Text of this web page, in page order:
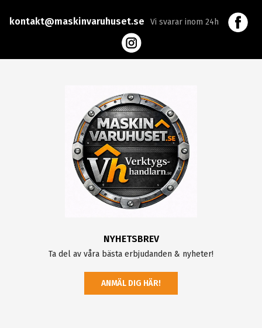
kontakt@maskinvaruhuset.se Vi svarar inom 24h
NYHETSBREV
Ta del av våra bästa erbjudanden & nyheter!
ANMÄL DIG HÄR!